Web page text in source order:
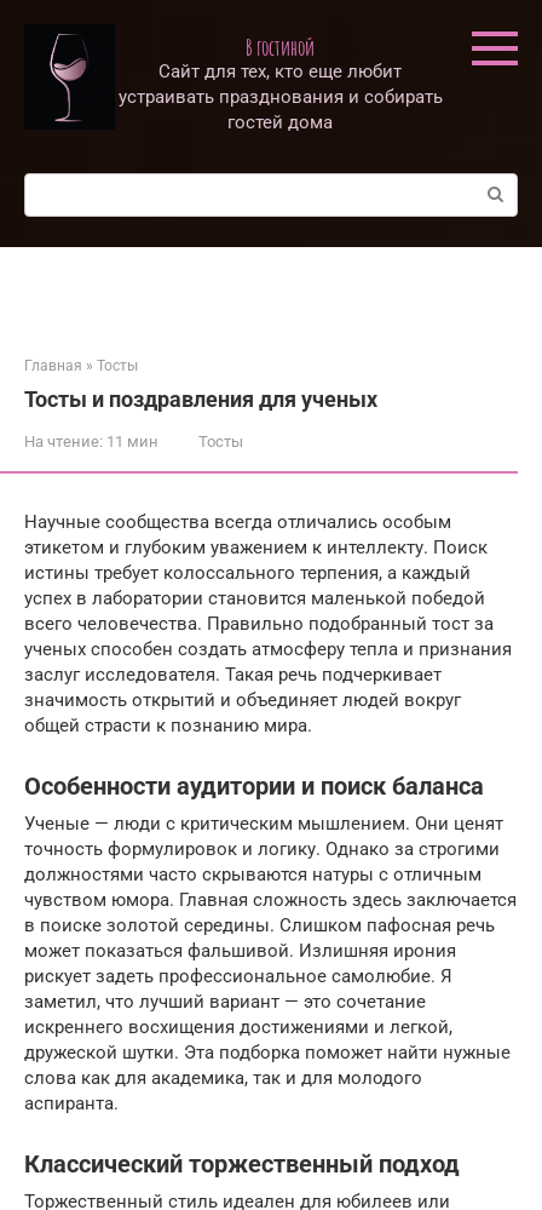
контенту
В гостиной
Сайт для тех, кто еще любит
устраивать празднования и собирать
гостей дома
Поиск:
Главная » Тосты
Тосты и поздравления для ученых
На чтение: 11 мин Тосты
Научные сообщества всегда отличались особым
этикетом и глубоким уважением к интеллекту. Поиск
истины требует колоссального терпения, а каждый
успех в лаборатории становится маленькой победой
всего человечества. Правильно подобранный тост за
ученых способен создать атмосферу тепла и признания
заслуг исследователя. Такая речь подчеркивает
значимость открытий и объединяет людей вокруг
общей страсти к познанию мира.
Особенности аудитории и поиск баланса
Ученые — люди с критическим мышлением. Они ценят
точность формулировок и логику. Однако за строгими
должностями часто скрываются натуры с отличным
чувством юмора. Главная сложность здесь заключается
в поиске золотой середины. Слишком пафосная речь
может показаться фальшивой. Излишняя ирония
рискует задеть профессиональное самолюбие. Я
заметил, что лучший вариант — это сочетание
искреннего восхищения достижениями и легкой,
дружеской шутки. Эта подборка поможет найти нужные
слова как для академика, так и для молодого
аспиранта.
Классический торжественный подход
Торжественный стиль идеален для юбилеев или